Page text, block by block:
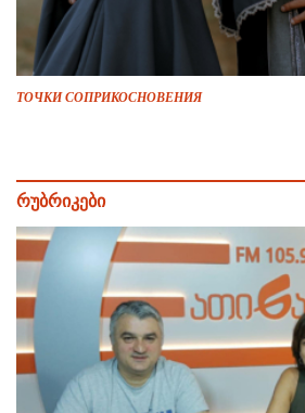
ТОЧКИ СОПРИКОСНОВЕНИЯ
რუბრიკები